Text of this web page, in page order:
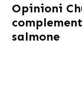
Opinioni
salmone